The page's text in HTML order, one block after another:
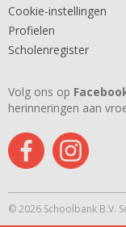
Cookie-instellingen
Profielen
Scholenregister
Volg ons op
herinneringen aan
© 2026 Schoolbank B.V.